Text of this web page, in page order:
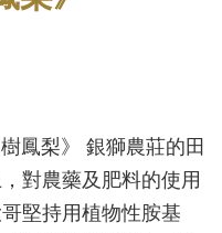
鳳梨》 銀獅農莊的田
對農藥及肥料的使用
堅持用植物性胺基